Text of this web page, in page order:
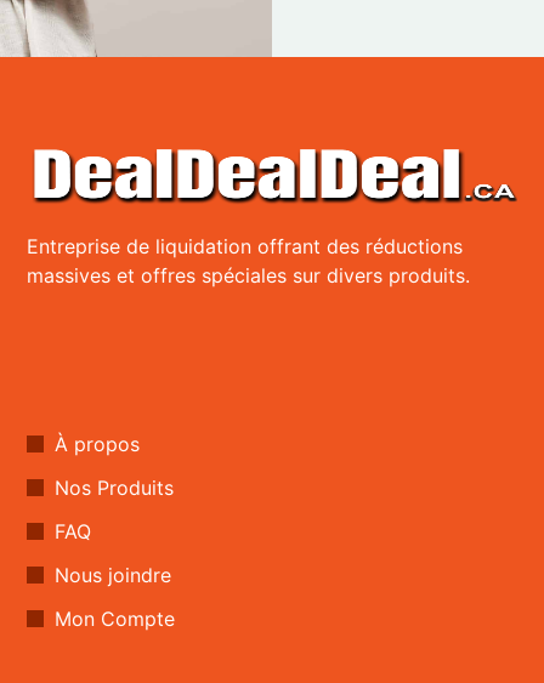
Entreprise de liquidation offrant des réductions
massives et offres spéciales sur divers produits.
À propos
Nos Produits
FAQ
Nous joindre
Mon Compte